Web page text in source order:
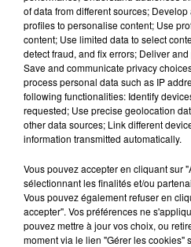
LIBAN
19 avril 2024 - 12 min 11 sec
19/04/24
LB
JOURNAL DU LIBAN
of data from different sources;
profiles to personalise content; Use
content; Use limited data to select
detect fraud, and fix errors; Deliver
Save and communicate privacy
process personal data such as IP
following functionalities: Identify
requested; Use precise geolocation
other data sources; Link different
information transmitted automatically.
Vous pouvez accepter en cliquant sur
sélectionnant les finalités et/ou
Vous pouvez également refuser en
accepter". Vos préférences ne
pouvez mettre à jour vos choix, ou
moment via le lien "Gérer les cookies"